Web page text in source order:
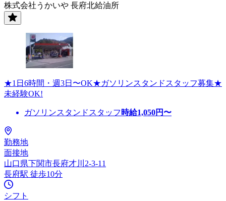
株式会社うかいや 長府北給油所
★1日6時間・週3日〜OK★ガソリンスタンドスタッフ募集★
未経験OK!
ガソリンスタンドスタッフ 時給1,050円〜
勤務地
面接地
山口県下関市長府才川2-3-11
長府駅 徒歩10分
シフト